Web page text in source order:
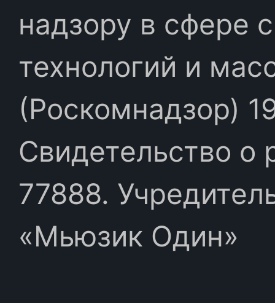
надзору в сфере
технологий и
(Роскомнадзор)
Свидетельство
77888.
«Мьюзик Один»